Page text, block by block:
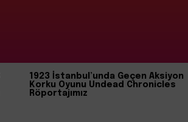
1923 İstanbul’unda Geçen Aksiyon
Korku Oyunu Undead Chronicles
Röportajımız